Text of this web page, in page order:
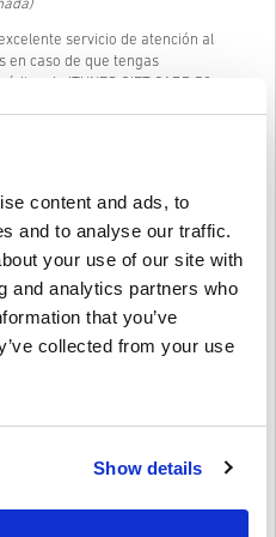
content and ads, to
and to analyse our traffic.
your use of our site with
and analytics partners who
that you’ve
collected from your use
Show details
servicio de atención al
en caso de que tengas
de ITUNES GIFT CARD 50
para completar y solo
de ITUNES GIFT CARD 50
códigos digitales es rápido y
instantáneamente tan
10 Opiniones